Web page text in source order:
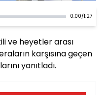
0:00/1:27
ve heyetler arası
karşısına geçen
yanıtladı.